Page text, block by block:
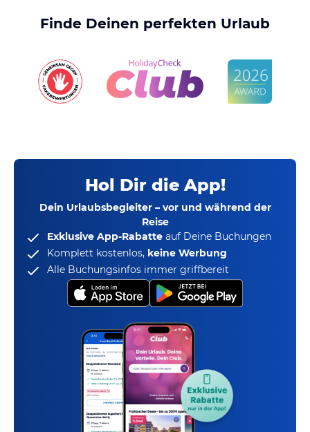
Finde Deinen perfekten Urlaub
Hol Dir die App!
Dein Urlaubsbegleiter – vor und während der
Reise
Exklusive App-Rabatte auf Deine Buchungen
Komplett kostenlos, keine Werbung
Alle Buchungsinfos immer griffbereit